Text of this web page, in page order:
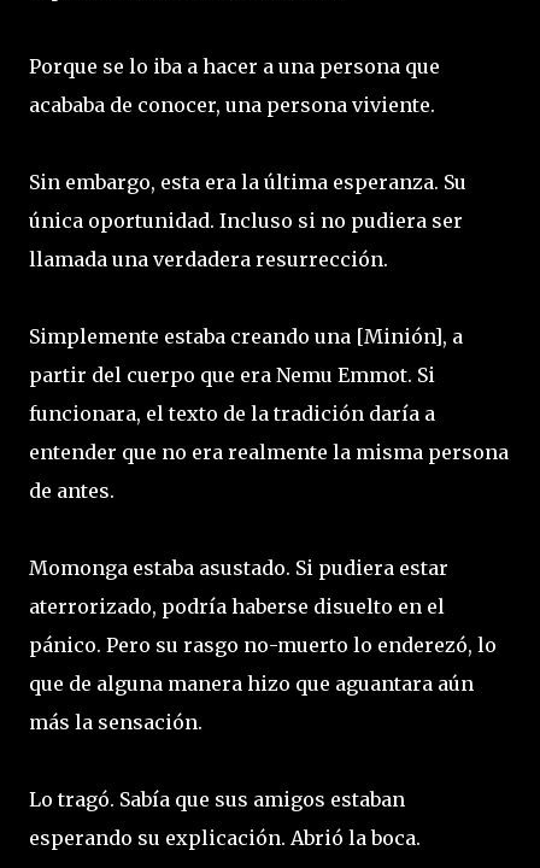
Porque se lo iba a hacer a una persona que
acababa de conocer, una persona viviente.
Sin embargo, esta era la última esperanza. Su
única oportunidad. Incluso si no pudiera ser
llamada una verdadera resurrección.
Simplemente estaba creando una [Minión], a
partir del cuerpo que era Nemu Emmot. Si
funcionara, el texto de la tradición daría a
entender que no era realmente la misma persona
de antes.
Momonga estaba asustado. Si pudiera estar
aterrorizado, podría haberse disuelto en el
pánico. Pero su rasgo no-muerto lo enderezó, lo
que de alguna manera hizo que aguantara aún
más la sensación.
Lo tragó. Sabía que sus amigos estaban
esperando su explicación. Abrió la boca.